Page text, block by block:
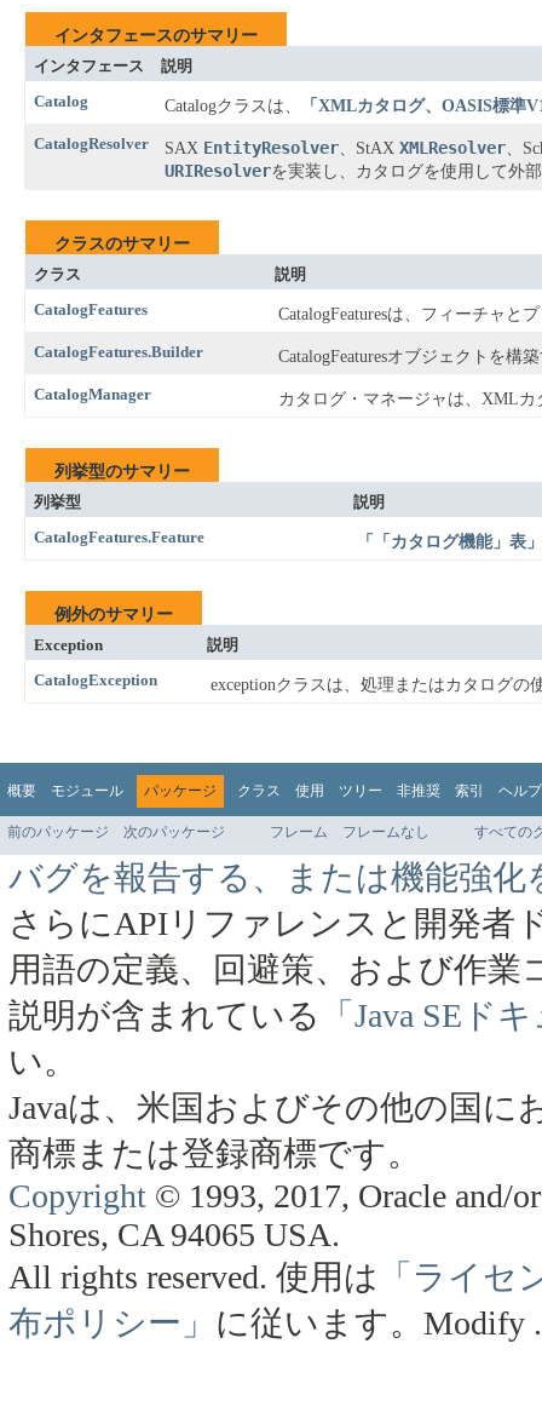
インタフェースのサマリー
インタフェース
説明
Catalog
Catalogクラスは、 「XMLカタログ、OASIS標準
CatalogResolver SAX EntityResolver、StAX XMLResolver、
URIResolverを実装し、カタログを使用して外
クラスのサマリー
クラス
説明
CatalogFeatures
CatalogFeaturesは、フィーチャと
CatalogFeatures.Builder CatalogFeaturesオブジェクトを構
CatalogManager カタログ・マネージャは、XML
列挙型のサマリー
列挙型
説明
CatalogFeatures.Feature
「「カタログ機能」表」
例外のサマリー
Exception
説明
CatalogException
exceptionクラスは、処理またはカタログ
概要 モジュール パッケージ クラス 使用 ツリー 非推奨 索引 ヘルプ
前のパッケージ 次のパッケージ フレーム フレームなし すべての
バグを報告する、または機能強化
さらにAPIリファレンスと開発者
用語の定義、回避策、および作
説明が含まれている
「Java SEド
い。
Javaは、米国およびその他の国に
商標または登録商標です。
Copyright © 1993, 2017, Oracle and/
Shores, CA 94065 USA.
All rights reserved. 使用は 「ライセ
布ポリシー」 に従います。 Modify